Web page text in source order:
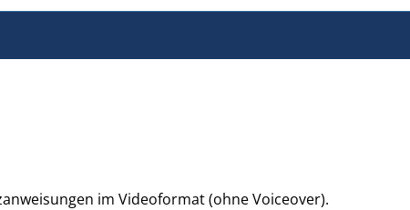
im Videoformat (ohne Voiceover).